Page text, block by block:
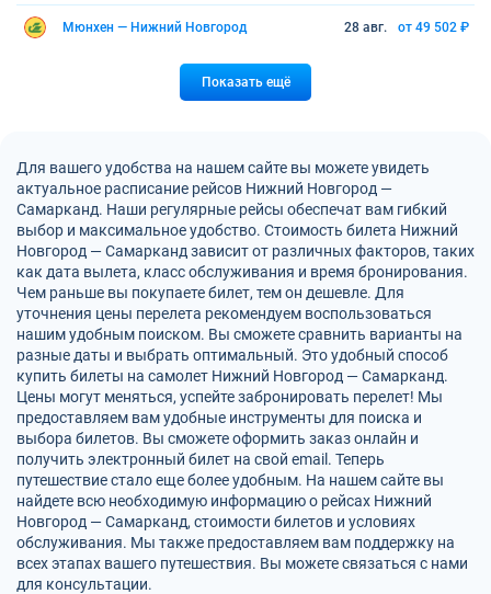
Мюнхен — Нижний Новгород 28 авг. от 49 502 ₽
Показать ещё
Для вашего удобства на нашем сайте вы можете увидеть
актуальное расписание рейсов Нижний Новгород —
Самарканд. Наши регулярные рейсы обеспечат вам гибкий
выбор и максимальное удобство. Стоимость билета Нижний
Новгород — Самарканд зависит от различных факторов, таких
как дата вылета, класс обслуживания и время бронирования.
Чем раньше вы покупаете билет, тем он дешевле. Для
уточнения цены перелета рекомендуем воспользоваться
нашим удобным поиском. Вы сможете сравнить варианты на
разные даты и выбрать оптимальный. Это удобный способ
купить билеты на самолет Нижний Новгород — Самарканд.
Цены могут меняться, успейте забронировать перелет! Мы
предоставляем вам удобные инструменты для поиска и
выбора билетов. Вы сможете оформить заказ онлайн и
получить электронный билет на свой email. Теперь
путешествие стало еще более удобным. На нашем сайте вы
найдете всю необходимую информацию о рейсах Нижний
Новгород — Самарканд, стоимости билетов и условиях
обслуживания. Мы также предоставляем вам поддержку на
всех этапах вашего путешествия. Вы можете связаться с нами
для консультации.